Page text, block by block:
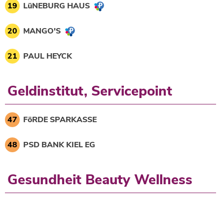
19 LüNEBURG HAUS
20 MANGO'S
21 PAUL HEYCK
Geldinstitut, Servicepoint
47 FöRDE SPARKASSE
48 PSD BANK KIEL EG
Gesundheit Beauty Wellness